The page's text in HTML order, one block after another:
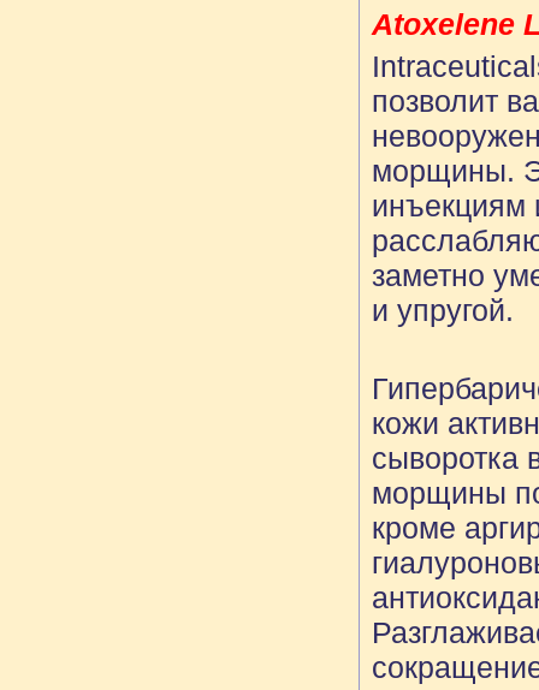
Atoxelene
позволит
морщины.
инъекциям
заметно
и упругой.
кожи
сыворотка
морщины
кроме